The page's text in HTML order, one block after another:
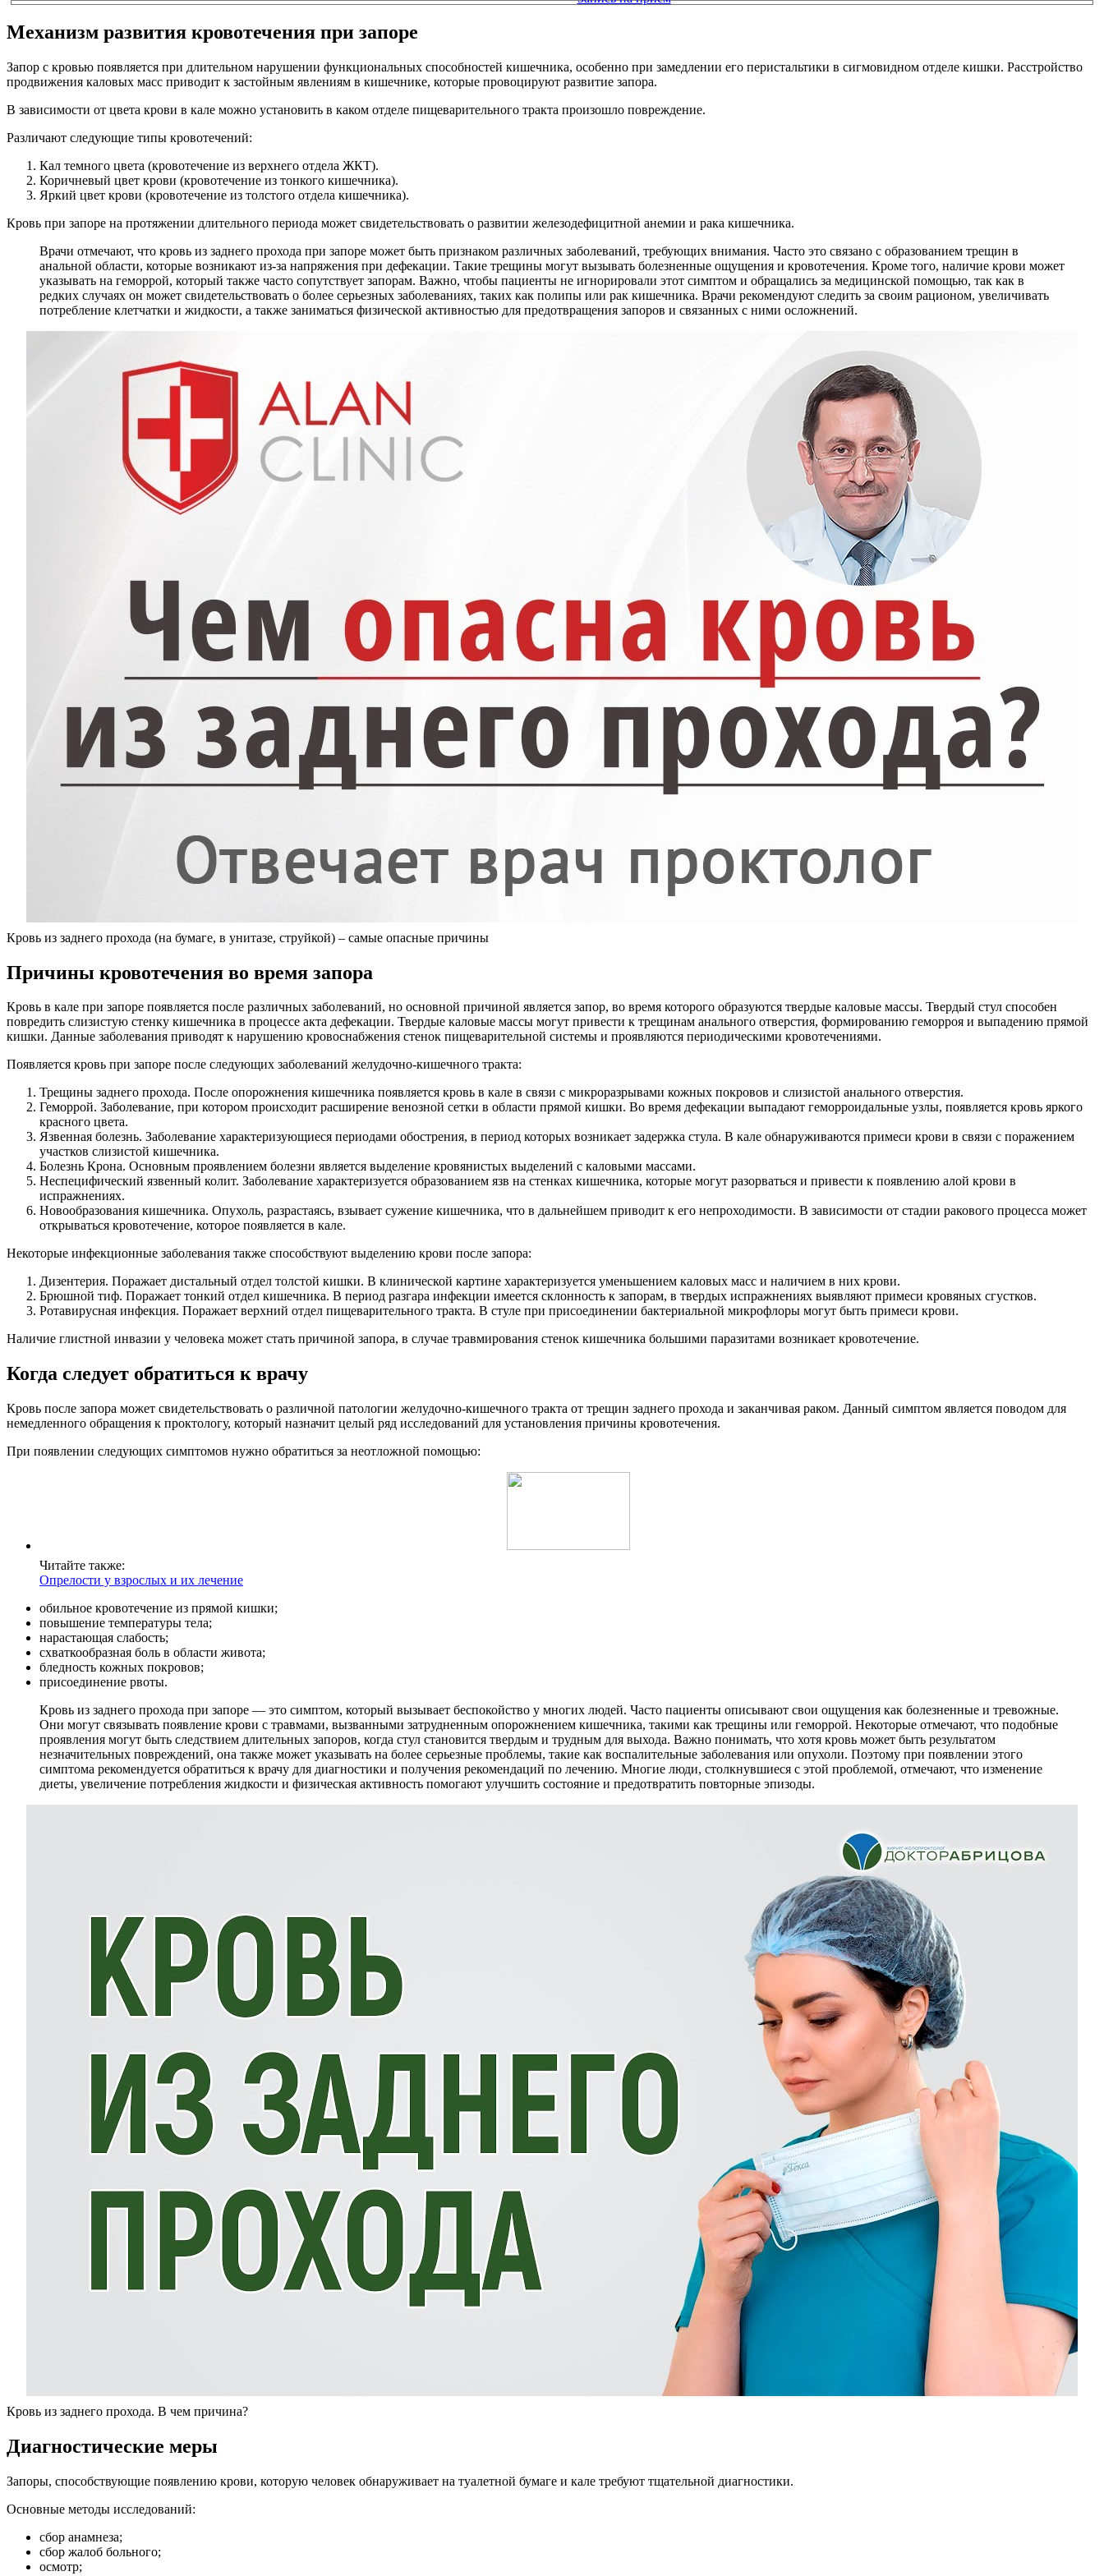
Механизм развития кровотечения при запоре
Запор с кровью появляется при длительном нарушении функциональных способностей кишечника, особенно при замедлении его перистальтики в сигмовидном отделе кишки. Расстройство
продвижения каловых масс приводит к застойным явлениям в кишечнике, которые провоцируют развитие запора.
В зависимости от цвета крови в кале можно установить в каком отделе пищеварительного тракта произошло повреждение.
Различают следующие типы кровотечений:
Кал темного цвета (кровотечение из верхнего отдела ЖКТ).
Коричневый цвет крови (кровотечение из тонкого кишечника).
Яркий цвет крови (кровотечение из толстого отдела кишечника).
Кровь при запоре на протяжении длительного периода может свидетельствовать о развитии железодефицитной анемии и рака кишечника.
Врачи отмечают, что кровь из заднего прохода при запоре может быть признаком различных заболеваний, требующих внимания. Часто это связано с образованием трещин в
анальной области, которые возникают из-за напряжения при дефекации. Такие трещины могут вызывать болезненные ощущения и кровотечения. Кроме того, наличие крови может
указывать на геморрой, который также часто сопутствует запорам. Важно, чтобы пациенты не игнорировали этот симптом и обращались за медицинской помощью, так как в
редких случаях он может свидетельствовать о более серьезных заболеваниях, таких как полипы или рак кишечника. Врачи рекомендуют следить за своим рационом, увеличивать
потребление клетчатки и жидкости, а также заниматься физической активностью для предотвращения запоров и связанных с ними осложнений.
Кровь из заднего прохода (на бумаге, в унитазе, струйкой) – самые опасные причины
Причины кровотечения во время запора
Кровь в кале при запоре появляется после различных заболеваний, но основной причиной является запор, во время которого образуются твердые каловые массы. Твердый стул способен
повредить слизистую стенку кишечника в процессе акта дефекации. Твердые каловые массы могут привести к трещинам анального отверстия, формированию геморроя и выпадению прямой
кишки. Данные заболевания приводят к нарушению кровоснабжения стенок пищеварительной системы и проявляются периодическими кровотечениями.
Появляется кровь при запоре после следующих заболеваний желудочно-кишечного тракта:
Трещины заднего прохода. После опорожнения кишечника появляется кровь в кале в связи с микроразрывами кожных покровов и слизистой анального отверстия.
Геморрой. Заболевание, при котором происходит расширение венозной сетки в области прямой кишки. Во время дефекации выпадают геморроидальные узлы, появляется кровь яркого
красного цвета.
Язвенная болезнь. Заболевание характеризующиеся периодами обострения, в период которых возникает задержка стула. В кале обнаруживаются примеси крови в связи с поражением
участков слизистой кишечника.
Болезнь Крона. Основным проявлением болезни является выделение кровянистых выделений с каловыми массами.
Неспецифический язвенный колит. Заболевание характеризуется образованием язв на стенках кишечника, которые могут разорваться и привести к появлению алой крови в
испражнениях.
Новообразования кишечника. Опухоль, разрастаясь, взывает сужение кишечника, что в дальнейшем приводит к его непроходимости. В зависимости от стадии ракового процесса может
открываться кровотечение, которое появляется в кале.
Некоторые инфекционные заболевания также способствуют выделению крови после запора:
Дизентерия. Поражает дистальный отдел толстой кишки. В клинической картине характеризуется уменьшением каловых масс и наличием в них крови.
Брюшной тиф. Поражает тонкий отдел кишечника. В период разгара инфекции имеется склонность к запорам, в твердых испражнениях выявляют примеси кровяных сгустков.
Ротавирусная инфекция. Поражает верхний отдел пищеварительного тракта. В стуле при присоединении бактериальной микрофлоры могут быть примеси крови.
Наличие глистной инвазии у человека может стать причиной запора, в случае травмирования стенок кишечника большими паразитами возникает кровотечение.
Когда следует обратиться к врачу
Кровь после запора может свидетельствовать о различной патологии желудочно-кишечного тракта от трещин заднего прохода и заканчивая раком. Данный симптом является поводом для
немедленного обращения к проктологу, который назначит целый ряд исследований для установления причины кровотечения.
При появлении следующих симптомов нужно обратиться за неотложной помощью:
Читайте также:
Опрелости у взрослых и их лечение
обильное кровотечение из прямой кишки;
повышение температуры тела;
нарастающая слабость;
схваткообразная боль в области живота;
бледность кожных покровов;
присоединение рвоты.
Кровь из заднего прохода при запоре — это симптом, который вызывает беспокойство у многих людей. Часто пациенты описывают свои ощущения как болезненные и тревожные.
Они могут связывать появление крови с травмами, вызванными затрудненным опорожнением кишечника, такими как трещины или геморрой. Некоторые отмечают, что подобные
проявления могут быть следствием длительных запоров, когда стул становится твердым и трудным для выхода. Важно понимать, что хотя кровь может быть результатом
незначительных повреждений, она также может указывать на более серьезные проблемы, такие как воспалительные заболевания или опухоли. Поэтому при появлении этого
симптома рекомендуется обратиться к врачу для диагностики и получения рекомендаций по лечению. Многие люди, столкнувшиеся с этой проблемой, отмечают, что изменение
диеты, увеличение потребления жидкости и физическая активность помогают улучшить состояние и предотвратить повторные эпизоды.
Кровь из заднего прохода. В чем причина?
Диагностические меры
Запоры, способствующие появлению крови, которую человек обнаруживает на туалетной бумаге и кале требуют тщательной диагностики.
Основные методы исследований:
сбор анамнеза;
сбор жалоб больного;
осмотр;